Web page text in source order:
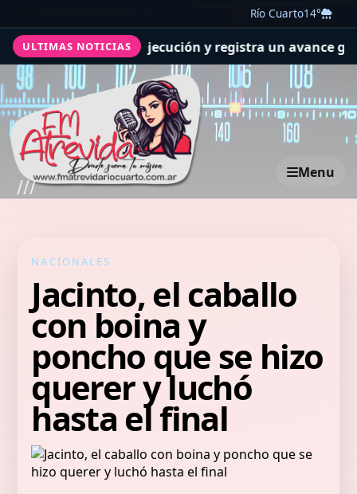
Río Cuarto14°
ULTIMAS NOTICIAS
de ejecución y registra un avance general del
Menu
NACIONALES
Jacinto, el caballo
con boina y
poncho que se hizo
querer y luchó
hasta el final